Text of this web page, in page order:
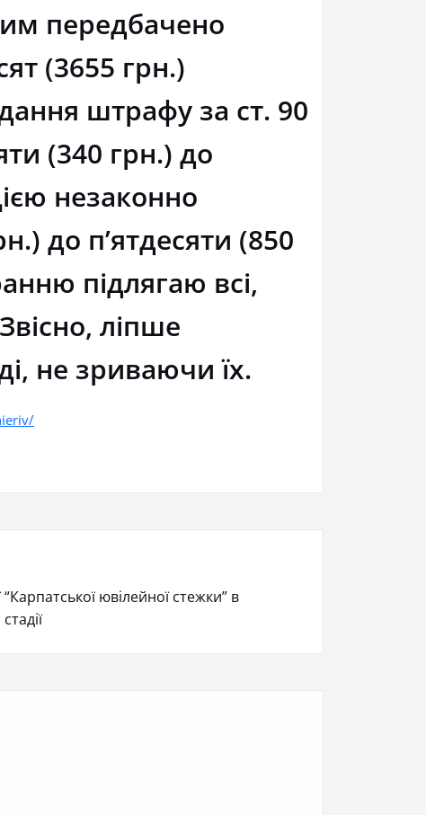
передбачено
(3655 грн.)
штрафу за ст. 90
(340 грн.) до
незаконно
до п’ятдесяти (850
підлягаю всі,
ліпше
не зриваючи їх.
ювілейної стежки” в